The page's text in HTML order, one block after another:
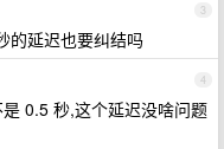
3
的延迟也要纠结吗
4
0.5 秒,这个延迟没啥问题